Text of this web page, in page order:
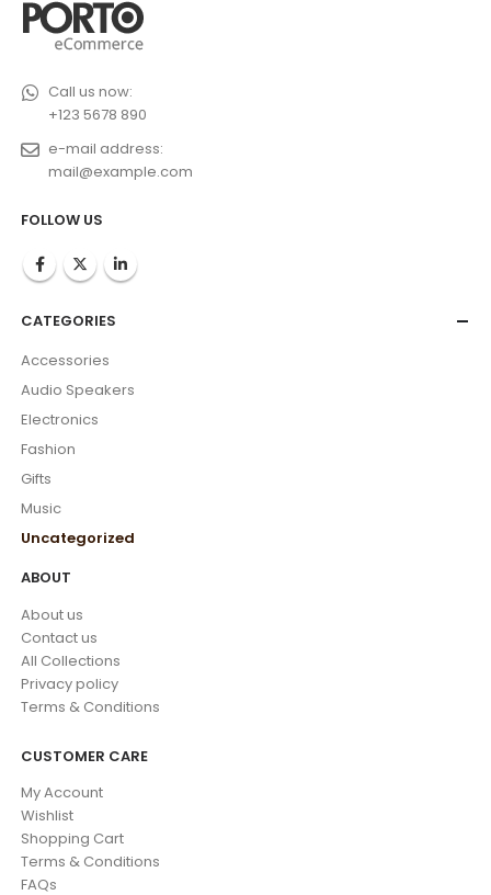
Call us now:
+123 5678 890
e-mail address:
mail@example.com
FOLLOW US
CATEGORIES
Accessories
Audio Speakers
Electronics
Fashion
Gifts
Music
Uncategorized
ABOUT
About us
Contact us
All Collections
Privacy policy
Terms & Conditions
CUSTOMER CARE
My Account
Wishlist
Shopping Cart
Terms & Conditions
FAQs